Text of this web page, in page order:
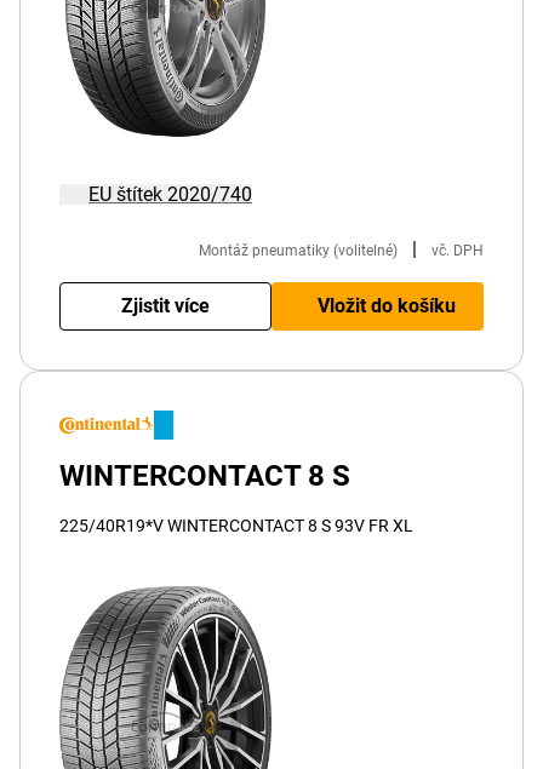
EU štítek 2020/740
Montáž pneumatiky (volitelné) | vč. DPH
Zjistit více Vložit do košíku
WINTERCONTACT 8 S
225/40R19*V WINTERCONTACT 8 S 93V FR XL